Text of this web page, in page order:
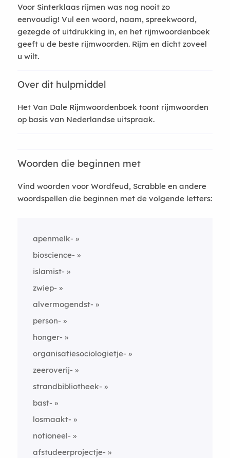
Voor Sinterklaas rijmen was nog nooit zo
eenvoudig! Vul een woord, naam, spreekwoord,
gezegde of uitdrukking in, en het rijmwoordenboek
geeft u de beste rijmwoorden. Rijm en dicht zoveel
u wilt.
Over dit hulpmiddel
Het Van Dale Rijmwoordenboek toont rijmwoorden
op basis van Nederlandse uitspraak.
Woorden die beginnen met
Vind woorden voor Wordfeud, Scrabble en andere
woordspellen die beginnen met de volgende letters:
apenmelk-
bioscience-
islamist-
zwiep-
alvermogendst-
person-
honger-
organisatiesociologietje-
zeeroverij-
strandbibliotheek-
bast-
losmaakt-
notioneel-
afstudeerprojectje-